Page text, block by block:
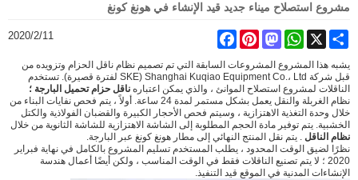
مشروع استصلاح ميناء جديد قيد الإنشاء في هونغ كونغ
Share
FacebookPinterestMastodon
WhatsApp X
2020/2/11
يشبه هذا المشروع المشروعات السابقة التي تم تصميم نظام ناقل الحزام وتزويده من
قبل شركة Shanghai Kuqiao Equipment Co.، Ltd (SKE لفترة قصيرة). تستخدم
الناقلات لمشروع استصلاح الموانئ ، والذي يمكن اعتباره ناقل حزام تحميل البارجة ؛
نظام الغربلة والنقل يعمل بشكل مستمر لمدة 24 ساعة. أولاً ، يتم فحص نفايات البناء من
خلال وحدة التغذية الاهتزازية ، وسيتم فحص الأحجار الكبيرة والقضبان الفولاذية والكتل
الخشبية. يتم توفير مادة الحجم المطلوبة إلى الشاشة الاهتزازية للشاشة الثانوية من خلال
نظام الناقل . يتم نقل المنتج النهائي إلى مطار هونغ كونغ عبر البارجة.
نظرًا لضيق الوقت المحدود ، يطلب المستخدم تسليم المشروع بالكامل في نهاية فبراير
2020 ؛ لا يتم تصنيع الناقلات فقط في الوقت المناسب ، ولكن أيضًا أعمال هندسة
الإنشاءات المدنية في الموقع قيد التنفيذ.